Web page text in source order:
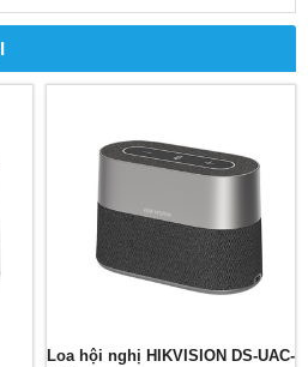
Loa hội nghị HIKVISION DS-UAC-